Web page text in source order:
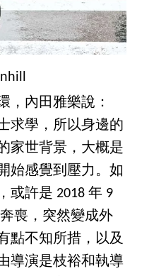
，內田雅樂說：
求學，所以身邊的
家世背景，大概是
始感覺到壓力。如
或許是 2018 年 9
喪，突然變成外
點不知所措，以及
導演是枝裕和執導